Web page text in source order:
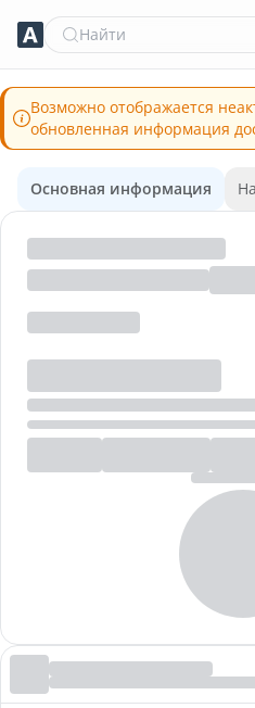
Найти
Возможно отображается
обновленная информация
Основная информация